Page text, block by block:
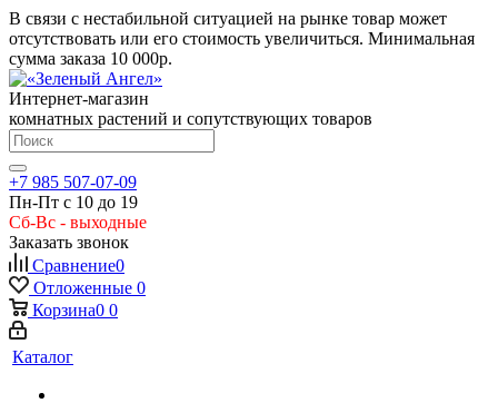
В связи с нестабильной ситуацией на рынке товар может
отсутствовать или его стоимость увеличиться. Минимальная
сумма заказа 10 000р.
Интернет-магазин
комнатных растений и сопутствующих товаров
+7 985 507-07-09
Пн-Пт с 10 до 19
Сб-Вс - выходные
Заказать звонок
Сравнение0
Отложенные 0
Корзина0 0
Каталог